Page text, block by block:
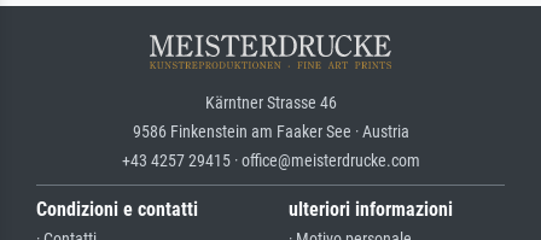
Kärntner Strasse 46
9586 Finkenstein am Faaker See · Austria
+43 4257 29415 · office@meisterdrucke.com
Condizioni e contatti ulteriori informazioni